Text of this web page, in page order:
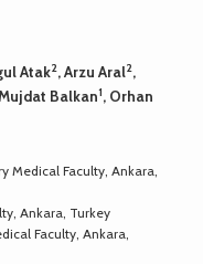
Atak2, Arzu Aral2,
Balkan1, Orhan
Medical Faculty, Ankara,
Ankara, Turkey
Faculty, Ankara,